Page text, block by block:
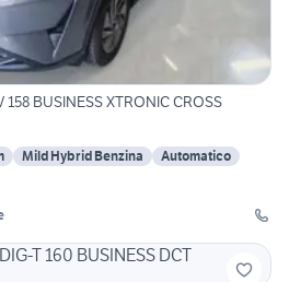
BUSINESS XTRONIC CROSS
Mild Hybrid Benzina
Automatico